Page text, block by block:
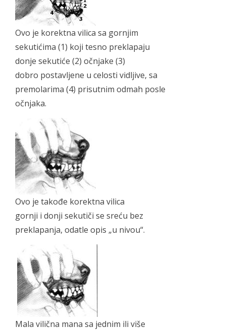
Ovo je korektna vilica sa gornjim
sekutićima (1) koji tesno preklapaju
donje sekutiće (2) očnjake (3)
dobro postavljene u celosti vidljive, sa
premolarima (4) prisutnim odmah posle
očnjaka.
Ovo je takođe korektna vilica
gornji i donji sekutiči se sreću bez
preklapanja, odatle opis „u nivou“.
Mala vilična mana sa jednim ili više